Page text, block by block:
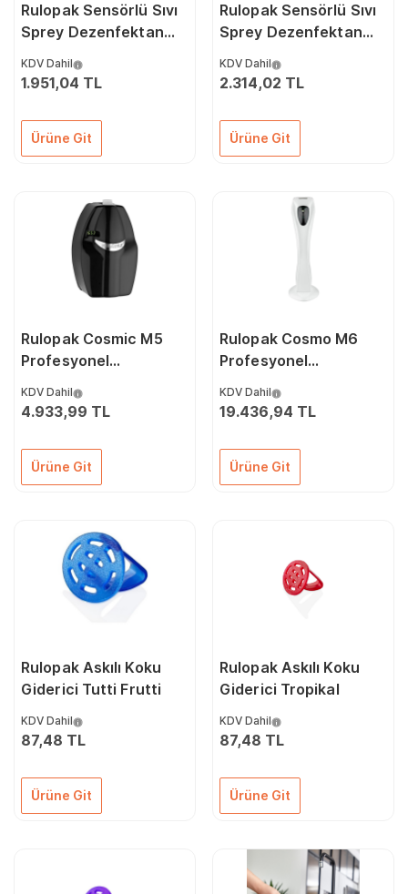
Rulopak Sensörlü Sıvı
Sprey Dezenfektan
Beyaz
KDV Dahil
1.951,04 TL
Ürüne Git
Rulopak Sensörlü Sıvı
Sprey Dezenfektan
Krom
KDV Dahil
2.314,02 TL
Ürüne Git
Rulopak Cosmic M5
Profesyonel
Makinesi Siyah
KDV Dahil
4.933,99 TL
Ürüne Git
Rulopak Cosmo M6
Profesyonel
Makinesi Beyaz
KDV Dahil
19.436,94 TL
Ürüne Git
Rulopak Askılı Koku
Giderici Tutti Frutti
KDV Dahil
87,48 TL
Ürüne Git
Rulopak Askılı Koku
Giderici Tropikal
KDV Dahil
87,48 TL
Ürüne Git